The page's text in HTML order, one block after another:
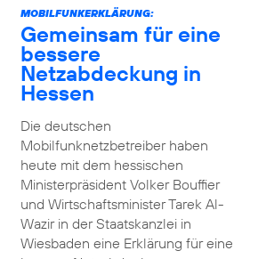
MOBILFUNKERKLÄRUNG:
Gemeinsam für eine
bessere
Netzabdeckung in
Hessen
Die deutschen
Mobilfunknetzbetreiber haben
heute mit dem hessischen
Ministerpräsident Volker Bouffier
und Wirtschaftsminister Tarek Al-
Wazir in der Staatskanzlei in
Wiesbaden eine Erklärung für eine